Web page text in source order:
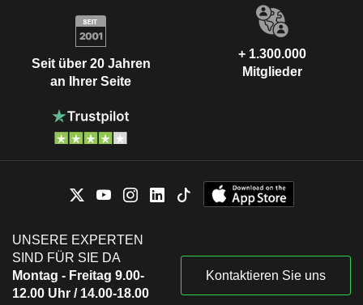
Seit über 20 Jahren
an Ihrer Seite
+ 1.300.000
Mitglieder
UNSERE EXPERTEN
SIND FÜR SIE DA
Montag - Freitag 9.00-
12.00 Uhr / 14.00-18.00
Kontaktieren Sie uns